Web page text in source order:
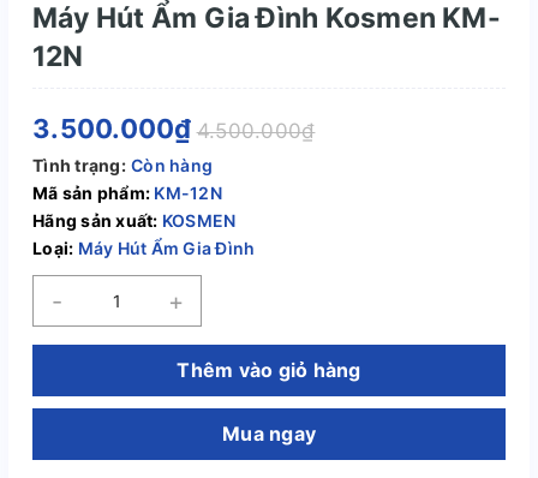
Máy Hút Ẩm Gia Đình Kosmen KM-
12N
3.500.000₫ 4.500.000₫
Tình trạng: Còn hàng
Mã sản phẩm: KM-12N
Hãng sản xuất: KOSMEN
Loại: Máy Hút Ẩm Gia Đình
- +
Thêm vào giỏ hàng
Mua ngay